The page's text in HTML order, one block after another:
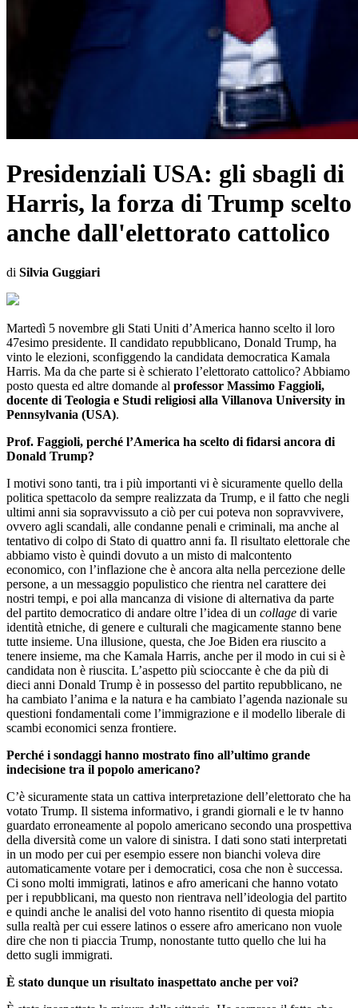
Presidenziali USA: gli sbagli di
Harris, la forza di Trump scelto
anche dall'elettorato cattolico
di Silvia Guggiari
Martedì 5 novembre gli Stati Uniti d’America hanno scelto il loro
47esimo presidente. Il candidato repubblicano, Donald Trump, ha
vinto le elezioni, sconfiggendo la candidata democratica Kamala
Harris. Ma da che parte si è schierato l’elettorato cattolico? Abbiamo
posto questa ed altre domande al professor Massimo Faggioli,
docente di Teologia e Studi religiosi alla Villanova University in
Pennsylvania (USA).
Prof. Faggioli, perché l’America ha scelto di fidarsi ancora di
Donald Trump?
I motivi sono tanti, tra i più importanti vi è sicuramente quello della
politica spettacolo da sempre realizzata da Trump, e il fatto che negli
ultimi anni sia sopravvissuto a ciò per cui poteva non sopravvivere,
ovvero agli scandali, alle condanne penali e criminali, ma anche al
tentativo di colpo di Stato di quattro anni fa. Il risultato elettorale che
abbiamo visto è quindi dovuto a un misto di malcontento
economico, con l’inflazione che è ancora alta nella percezione delle
persone, a un messaggio populistico che rientra nel carattere dei
nostri tempi, e poi alla mancanza di visione di alternativa da parte
del partito democratico di andare oltre l’idea di un collage di varie
identità etniche, di genere e culturali che magicamente stanno bene
tutte insieme. Una illusione, questa, che Joe Biden era riuscito a
tenere insieme, ma che Kamala Harris, anche per il modo in cui si è
candidata non è riuscita. L’aspetto più scioccante è che da più di
dieci anni Donald Trump è in possesso del partito repubblicano, ne
ha cambiato l’anima e la natura e ha cambiato l’agenda nazionale su
questioni fondamentali come l’immigrazione e il modello liberale di
scambi economici senza frontiere.
Perché i sondaggi hanno mostrato fino all’ultimo grande
indecisione tra il popolo americano?
C’è sicuramente stata un cattiva interpretazione dell’elettorato che ha
votato Trump. Il sistema informativo, i grandi giornali e le tv hanno
guardato erroneamente al popolo americano secondo una prospettiva
della diversità come un valore di sinistra. I dati sono stati interpretati
in un modo per cui per esempio essere non bianchi voleva dire
automaticamente votare per i democratici, cosa che non è successa.
Ci sono molti immigrati, latinos e afro americani che hanno votato
per i repubblicani, ma questo non rientrava nell’ideologia del partito
e quindi anche le analisi del voto hanno risentito di questa miopia
sulla realtà per cui essere latinos o essere afro americano non vuole
dire che non ti piaccia Trump, nonostante tutto quello che lui ha
detto sugli immigrati.
È stato dunque un risultato inaspettato anche per voi?